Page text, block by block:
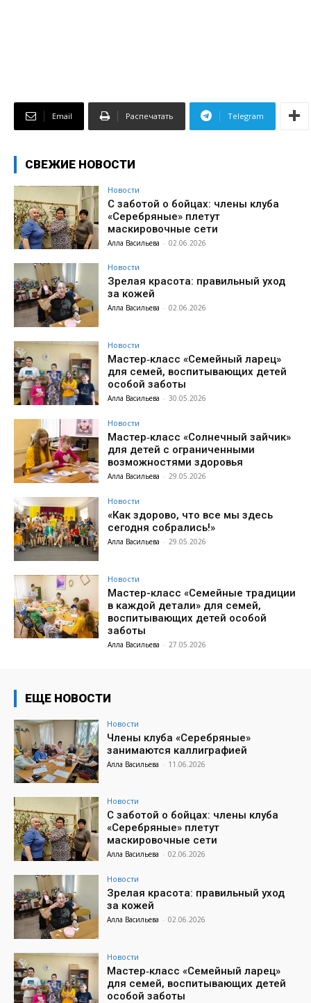
Email Распечатать Telegram
СВЕЖИЕ НОВОСТИ
Новости
С заботой о бойцах: члены клуба
«Серебряные» плетут
маскировочные сети
Алла Васильева - 02.06.2026
Новости
Зрелая красота: правильный уход
за кожей
Алла Васильева - 02.06.2026
Новости
Мастер‑класс «Семейный ларец»
для семей, воспитывающих детей
особой заботы
Алла Васильева - 30.05.2026
Новости
Мастер‑класс «Солнечный зайчик»
для детей с ограниченными
возможностями здоровья
Алла Васильева - 29.05.2026
Новости
«Как здорово, что все мы здесь
сегодня собрались!»
Алла Васильева - 29.05.2026
Новости
Мастер-класс «Семейные традиции
в каждой детали» для семей,
воспитывающих детей особой
заботы
Алла Васильева - 27.05.2026
ЕЩЕ НОВОСТИ
Новости
Члены клуба «Серебряные»
занимаются каллиграфией
Алла Васильева - 11.06.2026
Новости
С заботой о бойцах: члены клуба
«Серебряные» плетут
маскировочные сети
Алла Васильева - 02.06.2026
Новости
Зрелая красота: правильный уход
за кожей
Алла Васильева - 02.06.2026
Новости
Мастер‑класс «Семейный ларец»
для семей, воспитывающих детей
особой заботы